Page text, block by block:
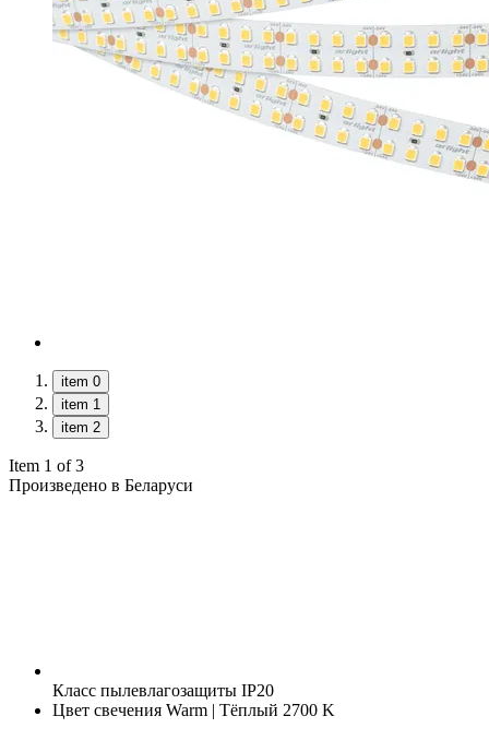
item 0
item 1
item 2
Item 1 of 3
Произведено в Беларуси
Класс пылевлагозащиты IP20
Цвет свечения Warm | Тёплый 2700 K